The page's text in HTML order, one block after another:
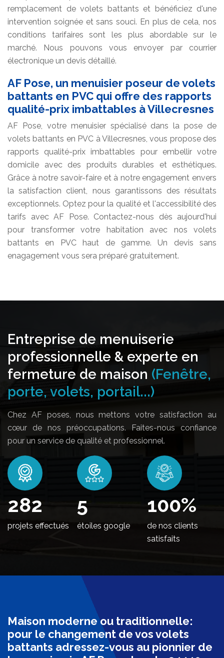
remplacement de volets battants et bénéficiez d'une
intervention soignée et sans souci. En plus de cela, nos
conditions tarifaires sont les plus abordable sur le
marché. Nous pouvons vous envoyer par courrier
électronique un devis détaillé.
AF Pose, un menuisier poseur de volets
battants en PVC qui offre des rapports
qualité-prix imbattables à Villecresnes
AF Pose, votre menuisier spécialisé dans la pose de
volets battants en PVC à Villecresnes, vous propose des
rapports qualité-prix imbattables pour embellir votre
domicile avec des produits durables et esthétiques.
Grâce à notre savoir-faire et à notre engagement envers
la satisfaction client, nous garantissons des résultats
exceptionnels. Optez pour la qualité et l'accessibilité des
tarifs avec AF Pose. Contactez-nous dès aujourd'hui
pour transformer votre habitation avec nos volets
battants en PVC haut de gamme. Un devis sans
enagagement vous sera préparé gratuitement.
Entreprise de menuiserie
professionnelle & experte en
fermeture de maison (Fenêtre,
porte, volets, portail...)
Chez AF poses, nous mettons votre satisfaction au
cœur de nos préoccupations. Faites-nous confiance
pour un service de qualité et professionnel.
348
projets effectués
5
étoiles google
100%
de nos clients
satisfaits
Maison moderne ou traditionnelle:
pour le changement de vos volets
battants adressez-vous au pionnier de